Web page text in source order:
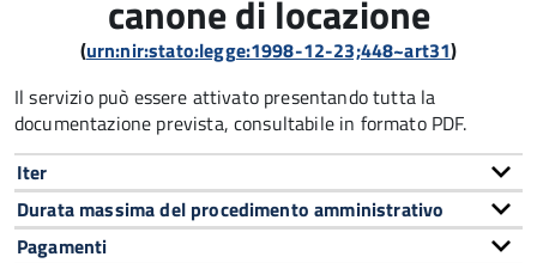
canone di locazione
(urn:nir:stato:legge:1998-12-23;448~art31)
Il servizio può essere attivato presentando tutta la
documentazione prevista, consultabile in formato PDF.
Iter
Durata massima del procedimento amministrativo
Pagamenti